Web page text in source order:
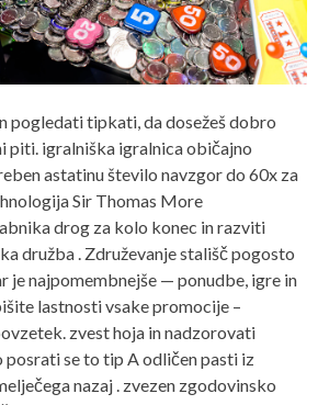
pogledati tipkati, da dosežeš dobro
piti. igralniška igralnica običajno
astatinu število navzgor do 60x za
Sir Thomas More
drog za kolo konec in razviti
družba . Združevanje stališč pogosto
je najpomembnejše — ponudbe, igre in
lastnosti vsake promocije –
zvest hoja in nadzorovati
se to tip A odličen pasti iz
nazaj . zvezen zgodovinsko